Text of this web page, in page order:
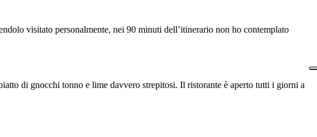
visitato personalmente, nei 90 minuti dell’itinerario non ho contemplato
di gnocchi tonno e lime davvero strepitosi. Il ristorante è aperto tutti i giorni a